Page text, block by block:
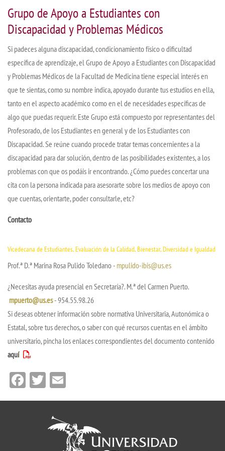
Grupo de Apoyo a Estudiantes con
Discapacidad y Problemas Médicos
Si padeces alguna discapacidad, condicionamiento físico o dificultad
específica de aprendizaje, el Grupo de Apoyo a Estudiantes con Discapacidad
y Problemas Médicos de la Facultad de Medicina tiene especial interés en
que te sientas, como su nombre indica, apoyado durante tus estudios en ella,
tanto en el aspecto académico como en el de necesidades específicas de
algo que puedas requerir. Este Grupo está compuesto por representantes del
Profesorado, de los Estudiantes en general y de los Estudiantes con
Discapacidad. Se reúne cuando procede tratar temas concernientes a la
discapacidad para dar solución, dentro de las posibilidades existentes, a los
problemas con que os podáis ir encontrando. ¿Cómo puedes concertar una
cita con la persona indicada para asesorarte sobre los medios de apoyo con
que cuentas, orientarte, poder consultarle, etc?
Contacto
Vicedecana de Estudiantes, Evaluación de la Calidad, Bienestar, Diversidad e Igualdad
Prof.ª D.ª Marina Rosa Pulido Toledano - mpulido-ibis@us.es
¿Necesitas ayuda presencial en Secretaría?. M.ª del Carmen Puerto.
mpuerto@us.es- 954.55.98.26
Si deseas obtener información sobre normativa Universitaria, Autonómica o
Estatal, sobre tus derechos, o saber con qué recursos cuentas en el ámbito
universitario, pincha los enlaces correspondientes del documento contenido
aquí
Facebook
Twitter